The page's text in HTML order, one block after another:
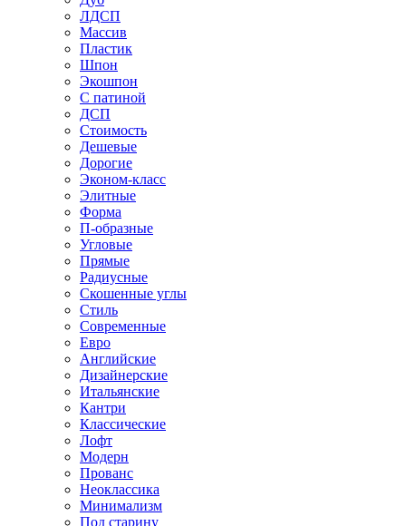
ЛДСП
Массив
Пластик
Шпон
Экошпон
С патиной
ДСП
Стоимость
Дешевые
Дорогие
Эконом-класс
Элитные
Форма
П-образные
Угловые
Прямые
Радиусные
Скошенные углы
Стиль
Современные
Евро
Английские
Дизайнерские
Итальянские
Кантри
Классические
Лофт
Модерн
Прованс
Неоклассика
Минимализм
Под старину